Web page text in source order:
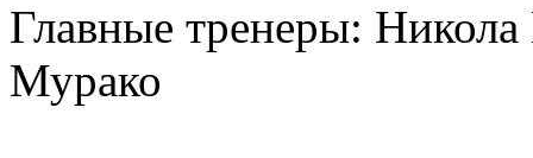
Главные тренеры:
Мурако